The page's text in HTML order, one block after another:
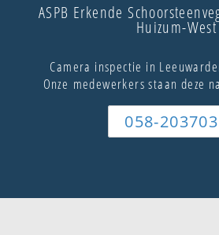
ASPB Erkende
Huizum-West
Camera inspectie in
Onze medewerkers staan deze
058-